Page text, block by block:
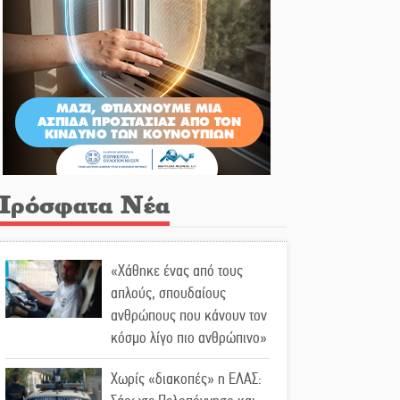
Νέα
«Χάθηκε ένας από τους
απλούς, σπουδαίους
ανθρώπους που κάνουν τον
κόσμο λίγο πιο ανθρώπινο»
Χωρίς «διακοπές» η ΕΛΑΣ: